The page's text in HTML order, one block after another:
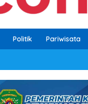
Politik Pariwisata